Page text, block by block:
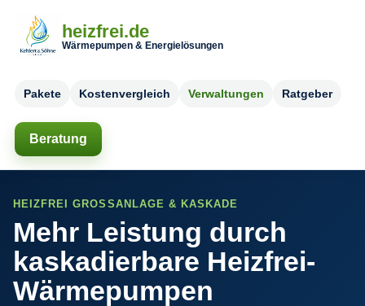
heizfrei.de
Wärmepumpen & Energielösungen
Pakete Kostenvergleich Verwaltungen Ratgeber
Beratung
HEIZFREI GROSSANLAGE & KASKADE
Mehr Leistung durch
kaskadierbare Heizfrei-
Wärmepumpen